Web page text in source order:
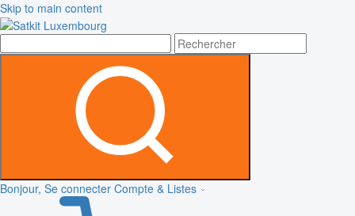
Skip to main content
Bonjour, Se connecter Compte & Listes